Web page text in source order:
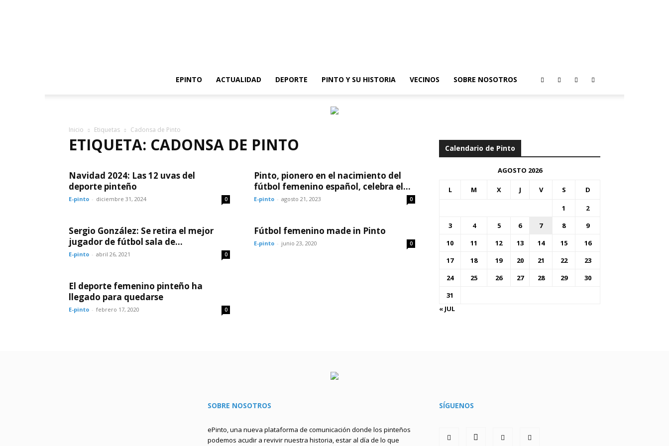
EPINTO
ACTUALIDAD DEPORTE PINTO Y SU HISTORIA VECINOS SOBRE NOSOTROS
Inicio Etiquetas Cadonsa de Pinto
ETIQUETA: CADONSA DE PINTO
Navidad 2024: Las 12 uvas del
deporte pinteño
E-pinto - diciembre 31, 2024 0
Pinto, pionero en el nacimiento del
fútbol femenino español, celebra el...
E-pinto - agosto 21, 2023 0
Sergio González: Se retira el mejor
jugador de fútbol sala de...
E-pinto - abril 26, 2021 0
Fútbol femenino made in Pinto
E-pinto - junio 23, 2020 0
El deporte femenino pinteño ha
llegado para quedarse
E-pinto - febrero 17, 2020 0
Calendario de Pinto
AGOSTO 2026
L M X J V S D
1
2
3
4 5 6 7 8
9
10
11 12 13 14 15
16
17
18 19 20 21 22
23
24
25 26 27 28 29
30
31
« JUL
SOBRE NOSOTROS
ePinto, una nueva plataforma de comunicación donde los pinteños
podemos acudir a revivir nuestra historia, estar al día de lo que
SÍGUENOS